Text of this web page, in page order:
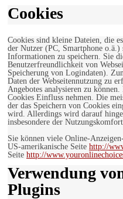
Cookies
Cookies sind kleine Dateien, die
der Nutzer (PC, Smartphone o.ä.)
Informationen zu speichern. Sie
Benutzerfreundlichkeit von
Speicherung von Logindaten).
Daten der Webseitennutzung zu
Angebotes analysieren zu
Cookies Einfluss nehmen. Die
der das Speichern von Cookies
wird. Allerdings wird darauf
insbesondere der
Sie können viele Online-
US-amerikanische Seite http://
Seite http://
Verwendung
Plugins